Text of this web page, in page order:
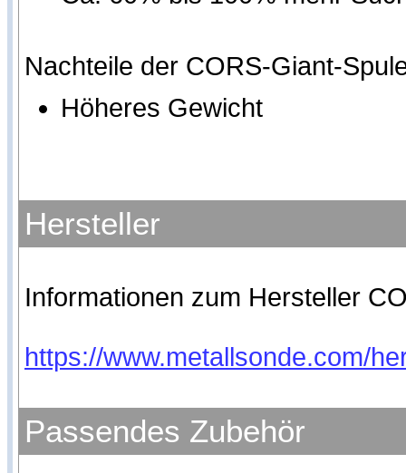
Nachteile der CORS-Giant-
Höheres Gewicht
Hersteller
Informationen zum Hersteller
https://www.metallsonde.com/
Passendes Zubehör